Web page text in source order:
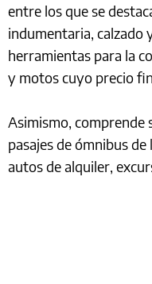
entre los que se
indumentaria, calzado
herramientas para la
y motos cuyo precio
Asimismo,
pasajes de ómnibus
autos de alquiler,